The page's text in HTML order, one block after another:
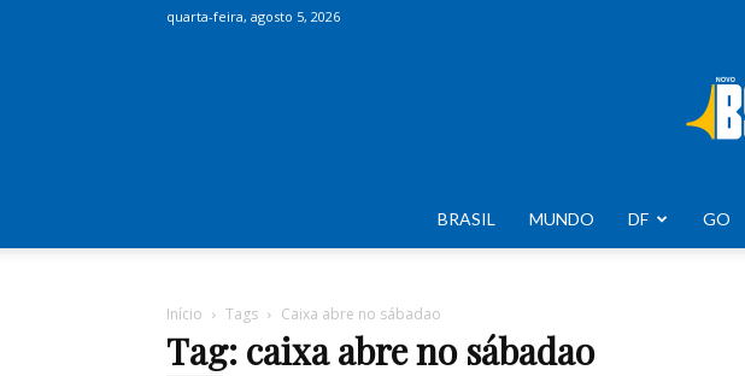
quarta-feira, agosto 5, 2026
BRASIL MUNDO DF GO
Início Tags Caixa abre no sábadao
Tag: caixa abre no sábadao